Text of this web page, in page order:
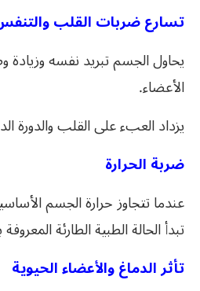
تسارع ضربات القلب
يحاول الجسم تبريد نفسه
الأعضاء.
يزداد العبء على القلب والدورة
ضربة الحرارة
تبدأ الحالة الطبية الطارئة
تأثر الدماغ والأعضاء الحيوية